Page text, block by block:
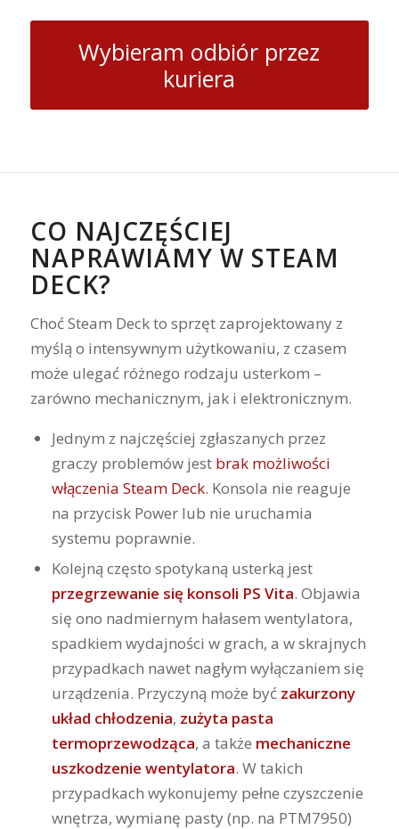
Wybieram odbiór przez
kuriera
CO NAJCZĘŚCIEJ
NAPRAWIAMY W STEAM
DECK?
Choć Steam Deck to sprzęt zaprojektowany z
myślą o intensywnym użytkowaniu, z czasem
może ulegać różnego rodzaju usterkom –
zarówno mechanicznym, jak i elektronicznym.
Jednym z najczęściej zgłaszanych przez
graczy problemów jest brak możliwości
włączenia Steam Deck. Konsola nie reaguje
na przycisk Power lub nie uruchamia
systemu poprawnie.
Kolejną często spotykaną usterką jest
przegrzewanie się konsoli PS Vita. Objawia
się ono nadmiernym hałasem wentylatora,
spadkiem wydajności w grach, a w skrajnych
przypadkach nawet nagłym wyłączaniem się
urządzenia. Przyczyną może być zakurzony
układ chłodzenia, zużyta pasta
termoprzewodząca, a także mechaniczne
uszkodzenie wentylatora. W takich
przypadkach wykonujemy pełne czyszczenie
wnętrza, wymianę pasty (np. na PTM7950)